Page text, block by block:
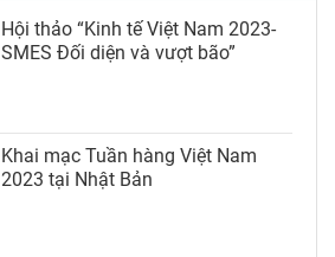
Hội thảo “Kinh tế Việt Nam 2023-
SMES Đối diện và vượt bão”
Khai mạc Tuần hàng Việt Nam
2023 tại Nhật Bản